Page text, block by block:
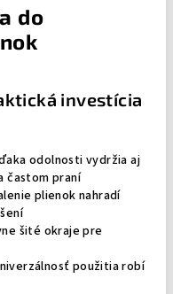
do
investícia
odolnosti vydržia aj
častom praní
plienok nahradí
šité okraje pre
použitia robí